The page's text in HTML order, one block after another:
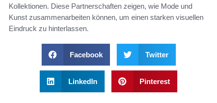
Kollektionen. Diese Partnerschaften zeigen, wie Mode und
Kunst zusammenarbeiten können, um einen starken visuellen
Eindruck zu hinterlassen.
Facebook Twitter
LinkedIn Pinterest